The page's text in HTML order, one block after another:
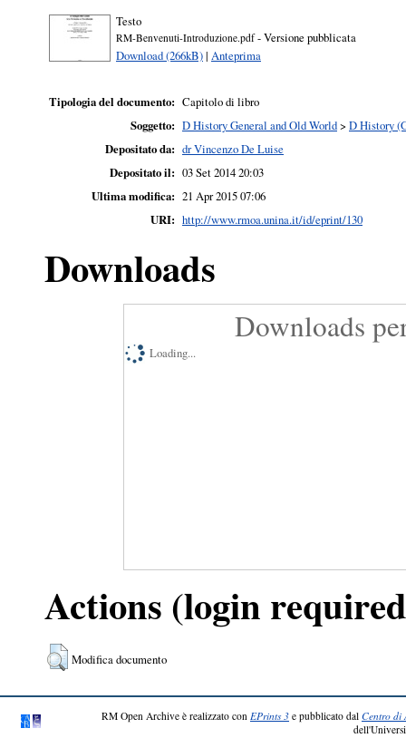
Testo
RM-Benvenuti-Introduzione.pdf- Versione pubblicata
Download (266kB)| Anteprima
Tipologia del documento: Capitolo di libro
Soggetto: D History General and Old World> D History
Depositato da: dr Vincenzo De Luise
Depositato il: 03 Set 2014 20:03
Ultima modifica: 21 Apr 2015 07:06
URI: http://www.rmoa.unina.it/id/eprint/130
Downloads
Downloads
Loading...
Actions (login
Modifica documento
RM Open Archive è realizzato con EPrints 3 e pubblicato dal Centro di